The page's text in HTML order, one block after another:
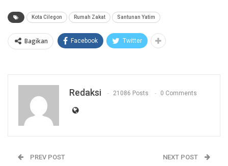
Kota Cilegon Rumah Zakat Santunan Yatim
Bagikan Facebook Twitter
Redaksi 21086 Posts 0 Comments
PREV POST NEXT POST